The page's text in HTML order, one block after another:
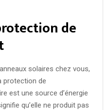
de
solaires chez vous,
protection de
est une source d’énergie
qu’elle ne produit pas